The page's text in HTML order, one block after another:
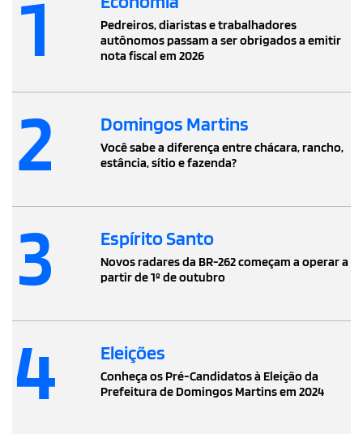
1
Pedreiros, diaristas e trabalhadores
autônomos passam a ser obrigados a emitir
nota fiscal em 2026
2 Domingos Martins
Você sabe a diferença entre chácara, rancho,
estância, sítio e fazenda?
3 Espírito Santo
Novos radares da BR-262 começam a operar a
partir de 1º de outubro
4 Eleições
Conheça os Pré-Candidatos à Eleição da
Prefeitura de Domingos Martins em 2024